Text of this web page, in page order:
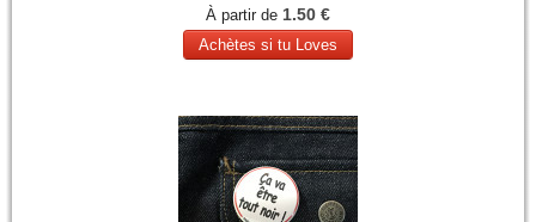
À partir de 1.50 €
Achètes si tu Loves